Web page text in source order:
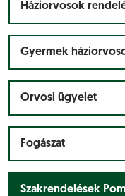
Háziorvosok
Gyermek
Orvosi ügyelet
Fogászat
Szakrendelések